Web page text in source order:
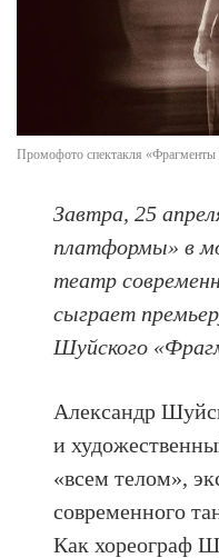
Промофото спектакля
Завтра, 25
платформы» в
театр
сыграет
Шуйского
Александр
и
«всем телом»,
современного
Как хореограф